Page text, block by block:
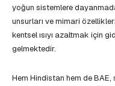
yoğun sistemlere
unsurları ve mimari
kentsel ısıyı azaltmak için
gelmektedir.
Hem Hindistan hem de